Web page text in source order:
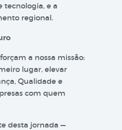
e a
regional.
a nossa missão:
lugar, elevar
Qualidade e
com quem
desta jornada —